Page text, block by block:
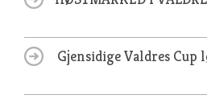
Gjensidige Valdres Cup